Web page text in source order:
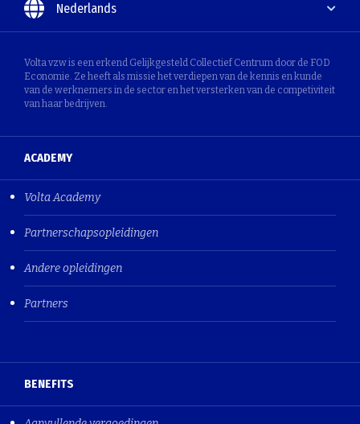
Volta vzw is een erkend Gelijkgesteld Collectief Centrum door de FOD
Economie. Ze heeft als missie het verdiepen van de kennis en kunde
van de werknemers in de sector en het versterken van de competiviteit
van haar bedrijven.
Nederlands
ACADEMY
Volta Academy
Partnerschapsopleidingen
Andere opleidingen
Partners
BENEFITS